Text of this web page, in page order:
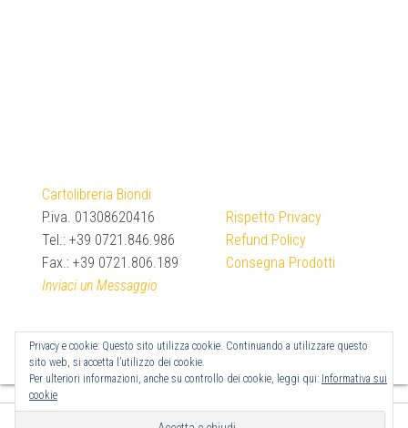
Cartolibreria Biondi
P.iva. 01308620416
Tel.: +39 0721.846.986
Fax.: +39 0721.806.189
Inviaci un Messaggio
Rispetto Privacy
Refund Policy
Consegna Prodotti
Privacy e cookie: Questo sito utilizza cookie. Continuando a utilizzare questo
sito web, si accetta l’utilizzo dei cookie.
Per ulteriori informazioni, anche su controllo dei cookie, leggi qui: Informativa sui
cookie